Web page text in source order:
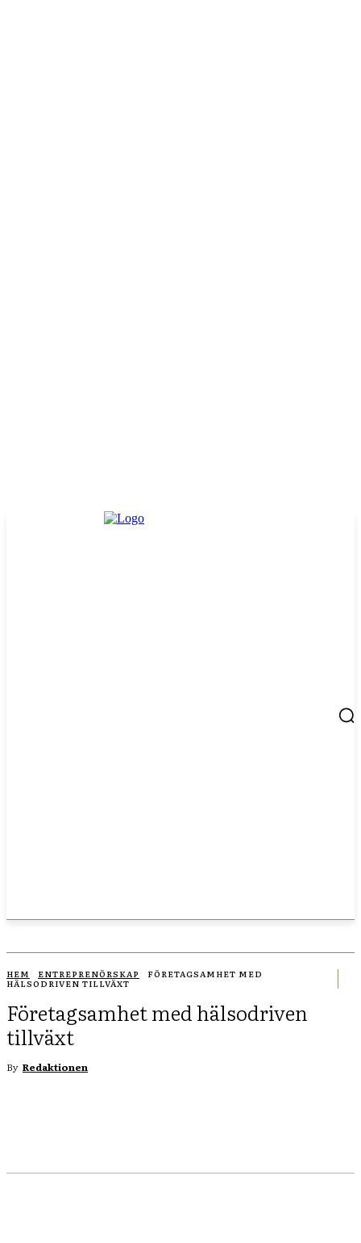
HEM ENTREPRENÖRSKAP
FÖRETAGSAMHET MED
HÄLSODRIVEN TILLVÄXT
Företagsamhet med hälsodriven
tillväxt
By Redaktionen